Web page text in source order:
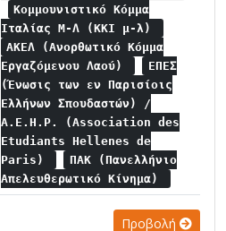
Κομμουνιστικό Κόμμα
Ιταλίας Μ-Λ (ΚΚΙ μ-λ)
ΑΚΕΛ (Ανορθωτικό Κόμμα
Εργαζόμενου Λαού)
ΕΠΕΣ
(Ένωσις των εν Παρισίοις
Ελλήνων Σπουδαστών) /
A.E.H.P. (Association des
Etudiants Hellenes de
Paris)
ΠΑΚ (Πανελλήνιο
Απελευθερωτικό Κίνημα)
Προβολή